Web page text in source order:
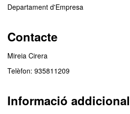
Departament d'Empresa
Contacte
Mireia Cirera
Telèfon: 935811209
Informació addicional